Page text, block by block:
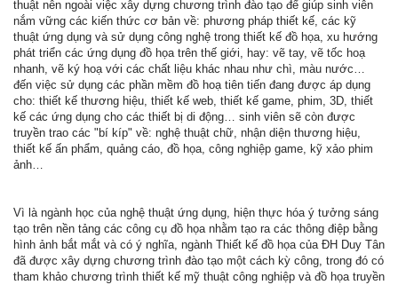
thuật nên ngoài việc xây dựng chương trình đào tạo để giúp sinh viên
nắm vững các kiến thức cơ bản về: phương pháp thiết kế, các kỹ
thuật ứng dụng và sử dụng công nghệ trong thiết kế đồ họa, xu hướng
phát triển các ứng dụng đồ họa trên thế giới, hay: vẽ tay, vẽ tốc hoạ
nhanh, vẽ ký hoạ với các chất liệu khác nhau như chì, màu nước…
đến việc sử dụng các phần mềm đồ hoạ tiên tiến đang được áp dụng
cho: thiết kế thương hiệu, thiết kế web, thiết kế game, phim, 3D, thiết
kế các ứng dụng cho các thiết bị di động… sinh viên sẽ còn được
truyền trao các "bí kíp" về: nghệ thuật chữ, nhận diện thương hiệu,
thiết kế ấn phẩm, quảng cáo, đồ họa, công nghiệp game, kỹ xảo phim
ảnh…
Vì là ngành học của nghệ thuật ứng dụng, hiện thực hóa ý tưởng sáng
tạo trên nền tảng các công cụ đồ họa nhằm tạo ra các thông điệp bằng
hình ảnh bắt mắt và có ý nghĩa, ngành Thiết kế đồ họa của ĐH Duy Tân
đã được xây dựng chương trình đào tạo một cách kỳ công, trong đó có
tham khảo chương trình thiết kế mỹ thuật công nghiệp và đồ họa truyền